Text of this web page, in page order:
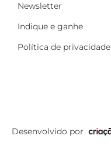
Newsletter
Indique e ganhe
Política de privacidade
Desenvolvido por